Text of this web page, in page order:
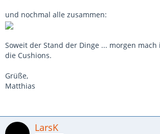
und nochmal alle zusammen:
Soweit der Stand der Dinge ... morgen
die Cushions.
Grüße,
Matthias
LarsK